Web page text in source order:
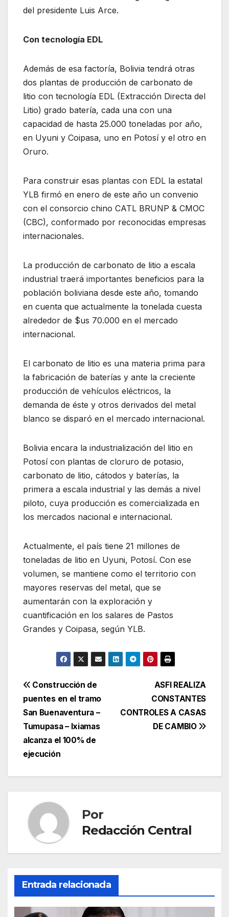
del presidente Luis Arce.
Con tecnología EDL
Además de esa factoría, Bolivia tendrá otras
dos plantas de producción de carbonato de
litio con tecnología EDL (Extracción Directa del
Litio) grado batería, cada una con una
capacidad de hasta 25.000 toneladas por año,
en Uyuni y Coipasa, uno en Potosí y el otro en
Oruro.
Para construir esas plantas con EDL la estatal
YLB firmó en enero de este año un convenio
con el consorcio chino CATL BRUNP & CMOC
(CBC), conformado por reconocidas empresas
internacionales.
La producción de carbonato de litio a escala
industrial traerá importantes beneficios para la
población boliviana desde este año, tomando
en cuenta que actualmente la tonelada cuesta
alrededor de $us 70.000 en el mercado
internacional.
El carbonato de litio es una materia prima para
la fabricación de baterías y ante la creciente
producción de vehículos eléctricos, la
demanda de éste y otros derivados del metal
blanco se disparó en el mercado internacional.
Bolivia encara la industrialización del litio en
Potosí con plantas de cloruro de potasio,
carbonato de litio, cátodos y baterías, la
primera a escala industrial y las demás a nivel
piloto, cuya producción es comercializada en
los mercados nacional e internacional.
Actualmente, el país tiene 21 millones de
toneladas de litio en Uyuni, Potosí. Con ese
volumen, se mantiene como el territorio con
mayores reservas del metal, que se
aumentarán con la exploración y
cuantificación en los salares de Pastos
Grandes y Coipasa, según YLB.
Navegación
de
entradas
ASFI REALIZA
CONSTANTES
CONTROLES A CASAS
DE CAMBIO
Construcción de
puentes en el tramo
San Buenaventura –
Tumupasa – Ixiamas
alcanza el 100% de
ejecución
Por
Redacción Central
Entrada relacionada